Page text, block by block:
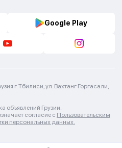
Google Play
г. Тбилиси, ул. Вахтанг Горгасали,
объявлений Грузии.
согласие с Пользовательским
персональных данных.